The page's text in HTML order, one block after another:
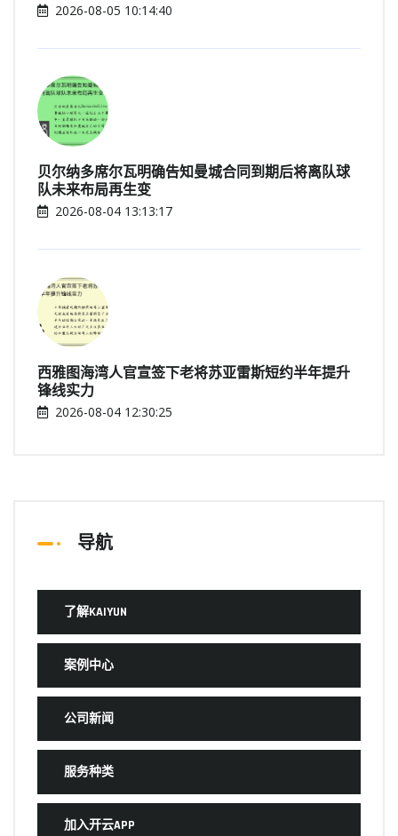
2026-08-05 10:14:40
贝尔纳多席尔瓦明确告知曼城合同到期后将离队球
队未来布局再生变
2026-08-04 13:13:17
西雅图海湾人官宣签下老将苏亚雷斯短约半年提升
锋线实力
2026-08-04 12:30:25
导航
了解KAIYUN
案例中心
公司新闻
服务种类
加入开云APP